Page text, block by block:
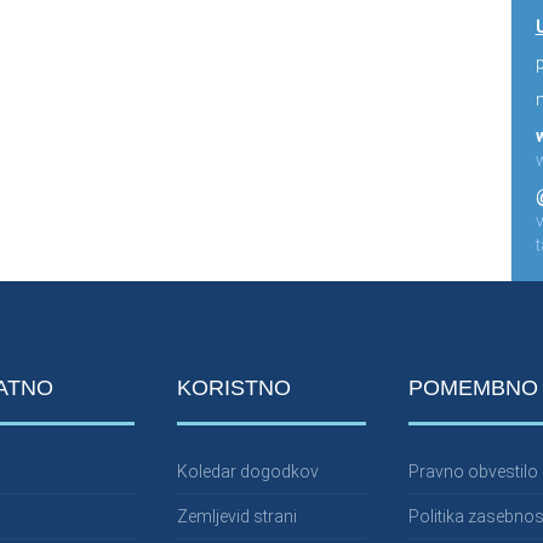
KORISTNO
Koledar dogodkov
Zemljevid strani
POMEMBNO
Pravno obvestilo
Politika